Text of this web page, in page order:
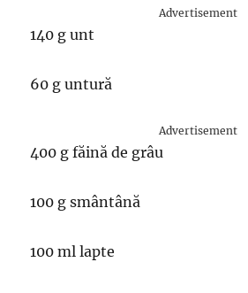
Advertisement
140 g unt
60 g untură
Advertisement
400 g făină de grâu
100 g smântână
100 ml lapte